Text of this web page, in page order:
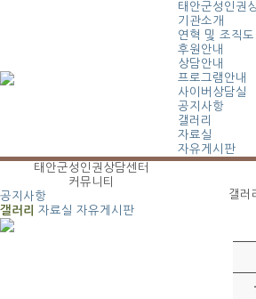
태안군성인권
기관소개
연혁 및 조직도
후원안내
상담안내
프로그램안내
사이버상담실
공지사항
갤러리
자료실
자유게시판
태안군성인권상담센터
커뮤니티
공지사항
갤러리
자료실 자유게시판
갤러